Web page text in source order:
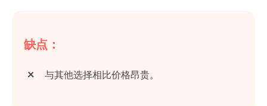
缺点：
与其他选择相比价格昂贵。